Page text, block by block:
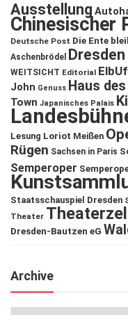
Ausstellung
Chinesischer
Deutsche Post Die Ente
Aschenbrödel
Dresden
WEITSICHT Editorial
John Genuss Haus
Town Japanisches Palais
Lesung Loriot Meißen
Rügen Sachsen in Paris
Semperoper
Staatsschauspiel Dresden
Theater
Dresden-Bautzen eG
Archive